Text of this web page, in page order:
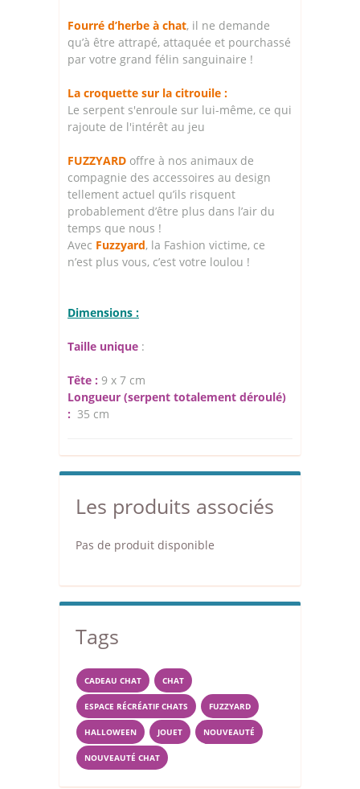
Fourré d’herbe à chat, il ne demande
qu’à être attrapé, attaquée et pourchassé
par votre grand félin sanguinaire !
La croquette sur la citrouile :
Le serpent s'enroule sur lui-même, ce qui
rajoute de l'intérêt au jeu
FUZZYARD offre à nos animaux de
compagnie des accessoires au design
tellement actuel qu’ils risquent
probablement d’être plus dans l’air du
temps que nous !
Avec Fuzzyard, la Fashion victime, ce
n’est plus vous, c’est votre loulou !
Dimensions :
Taille unique :
Tête : 9 x 7 cm
Longueur (serpent totalement déroulé)
: 35 cm
Les produits associés
Pas de produit disponible
Tags
CADEAU CHAT CHAT
ESPACE RÉCRÉATIF CHATS FUZZYARD
HALLOWEEN JOUET NOUVEAUTÉ
NOUVEAUTÉ CHAT